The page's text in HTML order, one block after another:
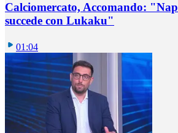
Calciomercato, Accomando:
succede con Lukaku"
01:04